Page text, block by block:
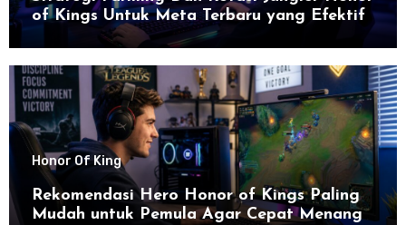
of Kings Untuk Meta Terbaru yang Efektif
Honor Of King
Rekomendasi Hero Honor of Kings Paling
Mudah untuk Pemula Agar Cepat Menang